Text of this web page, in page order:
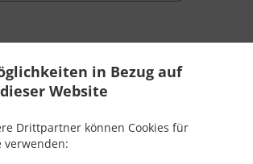
in Bezug auf
Website
Drittpartner können Cookies für
verwenden:
. Nutzungsbedingungen